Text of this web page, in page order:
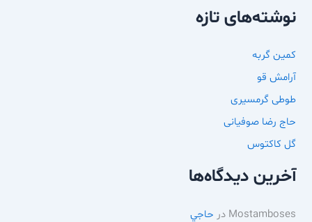
نوشته‌های تازه
کمین گربه
آرامش قو
طوطی گرمسیری
حاج رضا صوفیانی
گل کاکتوس
آخرین دیدگاه‌ها
Mostamboses در حاجي